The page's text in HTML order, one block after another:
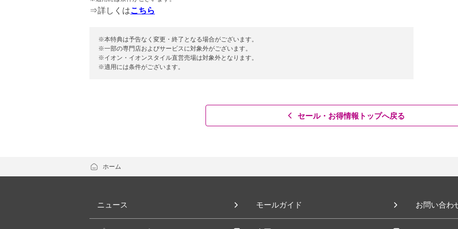
⇒詳しくはこちら
※本特典は予告なく変更・終了となる場合がございます。
※一部の専門店およびサービスに対象外がございます。
※イオン・イオンスタイル直営売場は対象外となります。
※適用には条件がございます。
セール・お得情報トップへ戻る
ホーム
ニュース モールガイド お問い合わ